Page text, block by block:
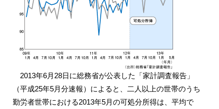
2013年6月28日に総務省が公表した「家計調査報告」
（平成25年5月分速報）によると、二人以上の世帯のうち
勤労者世帯における2013年5月の可処分所得は、平均で